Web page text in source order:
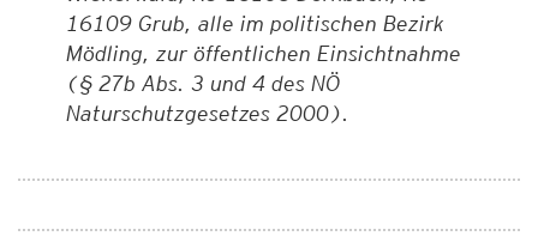
16109 Grub, alle im politischen Bezirk
Mödling, zur öffentlichen Einsichtnahme
(§ 27b Abs. 3 und 4 des NÖ
Naturschutzgesetzes 2000).